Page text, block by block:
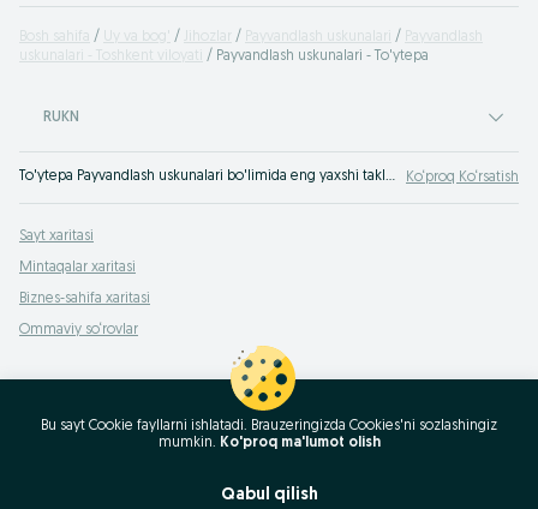
Bosh sahifa Uy va bog' Jihozlar Payvandlash uskunalari
Payvandlash
uskunalari - Toshkent viloyati
Payvandlash uskunalari - To'ytepa
RUKN
To'ytepa Payvandlash uskunalari bo'limida eng yaxshi takliflar. OLXda hamyonbop narxlarda mahsulot va xizmatlarning katta tanlovi! OLX.uz da ko'plab takliflar! Ko‘proq Ko‘rsatish
Sayt xaritasi
Mintaqalar xaritasi
Biznes-sahifa xaritasi
Ommaviy so‘rovlar
Bu sayt Cookie fayllarni ishlatadi. Brauzeringizda Cookies'ni sozlashingiz
mumkin. Ko'proq ma'lumot olish
Qabul qilish